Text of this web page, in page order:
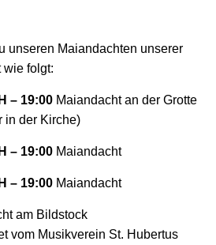
unseren Maiandachten unserer
wie folgt:
– 19:00 Maiandacht an der Grotte
in der Kirche)
– 19:00 Maiandacht
– 19:00 Maiandacht
am Bildstock
vom Musikverein St. Hubertus